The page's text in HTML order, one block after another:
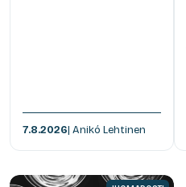
7.8.2026| Anikó Lehtinen